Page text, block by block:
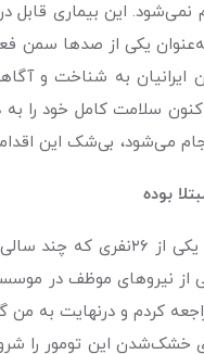
نمی‌شود. این بیماری
یکی از صدها سمن
اکنون سلامت کامل خود
می‌شود، بی‌شک این
بوده
یاور مختاری یکی از
خشک‌شدن این تومور را